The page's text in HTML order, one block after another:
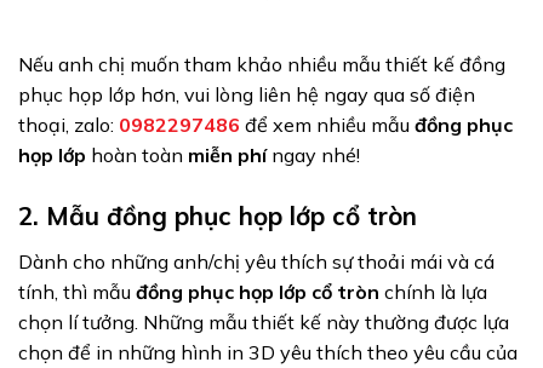
Nếu anh chị muốn tham khảo nhiều mẫu thiết kế đồng
phục họp lớp hơn, vui lòng liên hệ ngay qua số điện
thoại, zalo: 0982297486 để xem nhiều mẫu đồng phục
họp lớp hoàn toàn miễn phíngay nhé!
2. Mẫu đồng phục họp lớp cổ tròn
Dành cho những anh/chị yêu thích sự thoải mái và cá
tính, thì mẫu đồng phục họp lớp cổ tròn chính là lựa
chọn lí tưởng. Những mẫu thiết kế này thường được lựa
chọn để in những hình in 3D yêu thích theo yêu cầu của